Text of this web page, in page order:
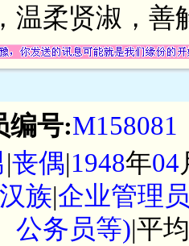
温柔贤淑，善
编号:M158081
|丧偶|1948年04
汉族|企业管理
公务员等)|平